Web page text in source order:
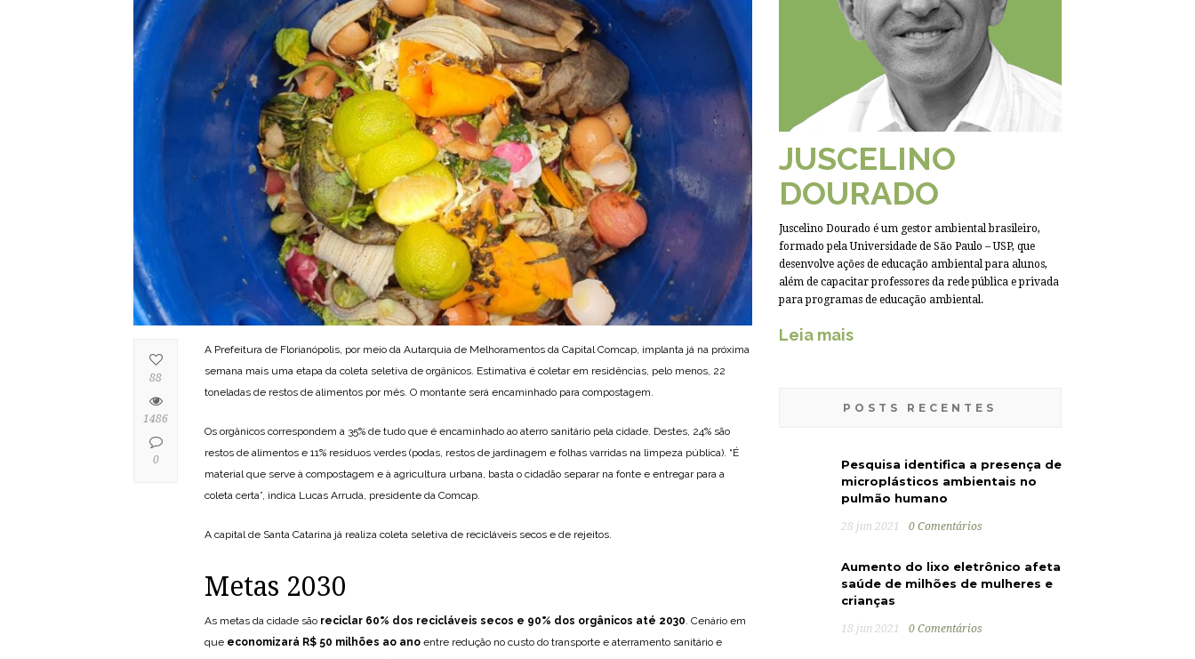
A Prefeitura de Florianópolis, por meio da Autarquia de Melhoramentos da Capital Comcap, implanta já na próxima
semana mais uma etapa da coleta seletiva de orgânicos. Estimativa é coletar em residências, pelo menos, 22
toneladas de restos de alimentos por mês. O montante será encaminhado para compostagem.
Os orgânicos correspondem a 35% de tudo que é encaminhado ao aterro sanitário pela cidade. Destes, 24% são
restos de alimentos e 11% resíduos verdes (podas, restos de jardinagem e folhas varridas na limpeza pública). “É
material que serve à compostagem e à agricultura urbana, basta o cidadão separar na fonte e entregar para a
coleta certa”, indica Lucas Arruda, presidente da Comcap.
A capital de Santa Catarina já realiza coleta seletiva de recicláveis secos e de rejeitos.
Metas 2030
As metas da cidade são reciclar 60% dos recicláveis secos e 90% dos orgânicos até 2030 . Cenário em
que economizará R$ 50 milhões ao ano entre redução no custo do transporte e aterramento sanitário e
88
1486
0
JUSCELINO
DOURADO
Juscelino Dourado é um gestor ambiental brasileiro,
formado pela Universidade de São Paulo – USP, que
desenvolve ações de educação ambiental para alunos,
além de capacitar professores da rede pública e privada
para programas de educação ambiental.
Leia mais
POSTS RECENTES
Pesquisa identifica a presença de
microplásticos ambientais no
pulmão humano
28 jun 2021 0 Comentários
Aumento do lixo eletrônico afeta
saúde de milhões de mulheres e
crianças
18 jun 2021 0 Comentários